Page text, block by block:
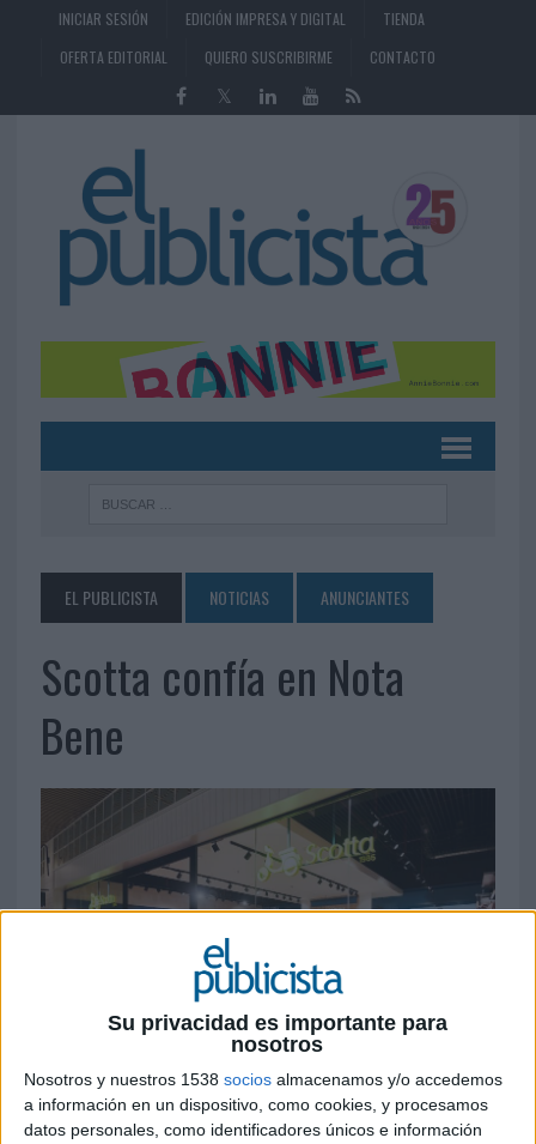
Su privacidad es importante para
nosotros
Nosotros y nuestros 1538 socios almacenamos y/o accedemos
a información en un dispositivo, como cookies, y procesamos
datos personales, como identificadores únicos e información
INICIAR SESIÓN EDICIÓN IMPRESA Y DIGITAL
TIENDA
OFERTA EDITORIAL
QUIERO SUSCRIBIRME CONTACTO
EL PUBLICISTA NOTICIAS ANUNCIANTES
Scotta confía en Nota
Bene
5 DE FEBRERO DE 2025